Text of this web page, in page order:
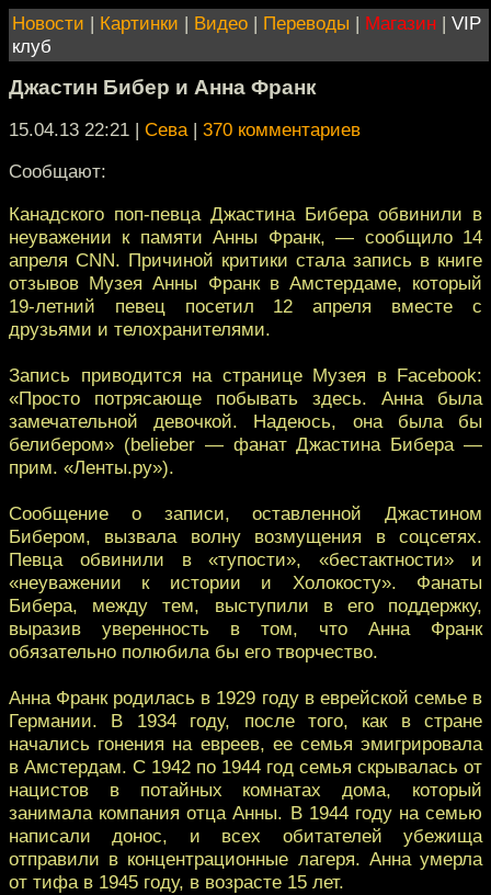
Новости | Картинки | Видео | Переводы | Магазин | VIP
клуб
Джастин Бибер и Анна Франк
15.04.13 22:21 | Сева| 370 комментариев
Сообщают:
Канадского поп-певца Джастина Бибера обвинили в
неуважении к памяти Анны Франк, — сообщило 14
апреля CNN. Причиной критики стала запись в книге
отзывов Музея Анны Франк в Амстердаме, который
19-летний певец посетил 12 апреля вместе с
друзьями и телохранителями.
Запись приводится на странице Музея в Facebook:
«Просто потрясающе побывать здесь. Анна была
замечательной девочкой. Надеюсь, она была бы
белибером» (belieber — фанат Джастина Бибера —
прим. «Ленты.ру»).
Сообщение о записи, оставленной Джастином
Бибером, вызвала волну возмущения в соцсетях.
Певца обвинили в «тупости», «бестактности» и
«неуважении к истории и Холокосту». Фанаты
Бибера, между тем, выступили в его поддержку,
выразив уверенность в том, что Анна Франк
обязательно полюбила бы его творчество.
Анна Франк родилась в 1929 году в еврейской семье в
Германии. В 1934 году, после того, как в стране
начались гонения на евреев, ее семья эмигрировала
в Амстердам. С 1942 по 1944 год семья скрывалась от
нацистов в потайных комнатах дома, который
занимала компания отца Анны. В 1944 году на семью
написали донос, и всех обитателей убежища
отправили в концентрационные лагеря. Анна умерла
от тифа в 1945 году, в возрасте 15 лет.